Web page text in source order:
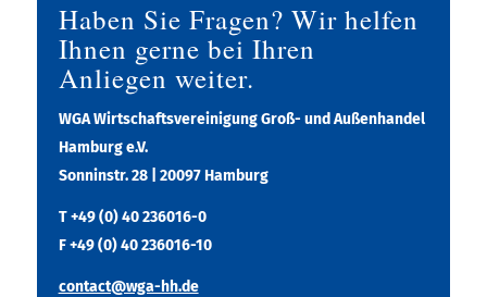
Haben Sie Fragen? Wir helfen
Ihnen gerne bei Ihren
Anliegen weiter.
WGA Wirtschaftsvereinigung Groß- und Außenhandel
Hamburg e.V.
Sonninstr. 28 | 20097 Hamburg
T +49 (0) 40 236016-0
F +49 (0) 40 236016-10
contact@wga-hh.de